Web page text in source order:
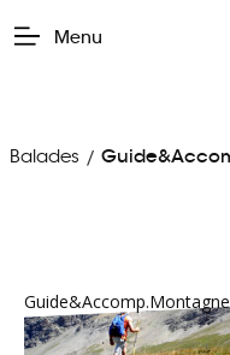
Menu
Balades /
Guide&Accomp.Montagne